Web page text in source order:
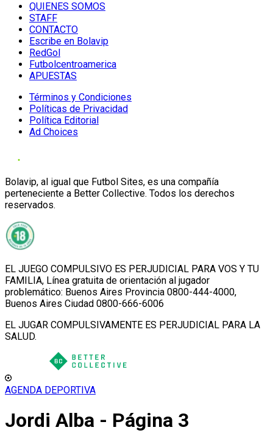
QUIENES SOMOS
STAFF
CONTACTO
Escribe en Bolavip
RedGol
Futbolcentroamerica
APUESTAS
Términos y Condiciones
Políticas de Privacidad
Política Editorial
Ad Choices
Bolavip, al igual que Futbol Sites, es una compañía
perteneciente a Better Collective. Todos los derechos
reservados.
EL JUEGO COMPULSIVO ES PERJUDICIAL PARA VOS Y TU
FAMILIA, Línea gratuita de orientación al jugador
problemático: Buenos Aires Provincia 0800-444-4000,
Buenos Aires Ciudad 0800-666-6006
EL JUGAR COMPULSIVAMENTE ES PERJUDICIAL PARA LA
SALUD.
AGENDA DEPORTIVA
Jordi Alba - Página 3